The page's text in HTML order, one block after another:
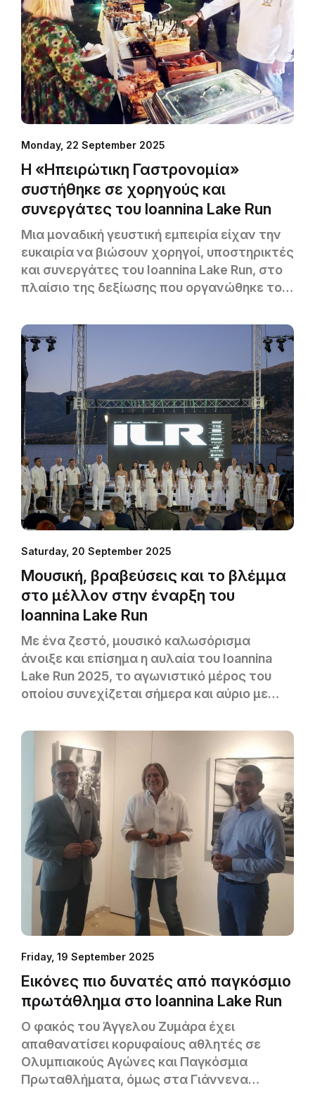
Monday, 22 September 2025
H «Ηπειρώτικη Γαστρονομία»
συστήθηκε σε χορηγούς και
συνεργάτες του Ioannina Lake Run
Μια μοναδική γευστική εμπειρία είχαν την
ευκαιρία να βιώσουν χορηγοί, υποστηρικτές
και συνεργάτες του Ioannina Lake Run, στο
πλαίσιο της δεξίωσης που οργανώθηκε το
αμέσως μετά την τελετή έναρξης.
Saturday, 20 September 2025
Μουσική, βραβεύσεις και το βλέμμα
στο μέλλον στην έναρξη του
Ioannina Lake Run
Με ένα ζεστό, μουσικό καλωσόρισμα
άνοιξε και επίσημα η αυλαία του Ioannina
Lake Run 2025, το αγωνιστικό μέρος του
οποίου συνεχίζεται σήμερα και αύριο με
αναμένεται να πάρουν μέρος στους
αγώνες του Γύρου Λίμνης των 30 χλμ. και
στα 10 και 5 χλμ.
Friday, 19 September 2025
Εικόνες πιο δυνατές από παγκόσμιο
πρωτάθλημα στο Ioannina Lake Run
Ο φακός του Άγγελου Ζυμάρα έχει
απαθανατίσει κορυφαίους αθλητές σε
Ολυμπιακούς Αγώνες και Παγκόσμια
Πρωταθλήματα, όμως στα Γιάννενα